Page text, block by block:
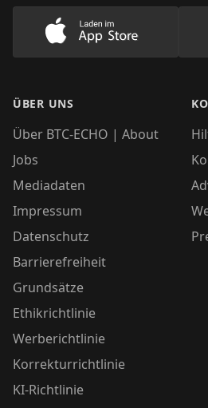
Lade unsere App
ÜBER UNS
Über BTC-ECHO | About
Jobs
Mediadaten
Impressum
Datenschutz
Barrierefreiheit
Grundsätze
Ethikrichtlinie
Werberichtlinie
Korrekturrichtlinie
KI-Richtlinie